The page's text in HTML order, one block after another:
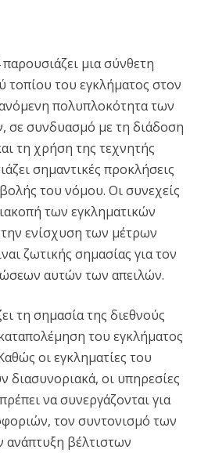
μια σύνθετη
τοπίου του εγκλήματος στον
πολυπλοκότητα των
σε συνδυασμό με τη διάδοση
τη χρήση της τεχνητής
σημαντικές προκλήσεις
του νόμου. Οι συνεχείς
των εγκληματικών
ενίσχυση των μέτρων
ζωτικής σημασίας για τον
αυτών των απειλών.
τη σημασία της διεθνούς
του εγκλήματος
οι εγκληματίες του
οι υπηρεσίες
να συνεργάζονται για
τον συντονισμό των
ανάπτυξη βέλτιστων